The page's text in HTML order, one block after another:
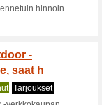
pääsyn